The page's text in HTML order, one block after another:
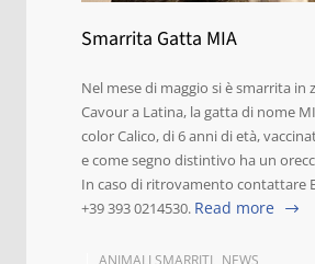
Smarrita Gatta MIA
Nel mese di maggio si è smarrita in
Cavour a Latina, la gatta di nome
color Calico, di 6 anni di età,
e come segno distintivo ha un
In caso di ritrovamento contattare
+39 393 0214530. Read more
ANIMALI SMARRITI, NEWS